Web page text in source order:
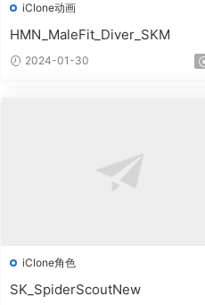
iClone动画
HMN_MaleFit_Diver_SKM
2024-01-30
iClone角色
SK_SpiderScoutNew